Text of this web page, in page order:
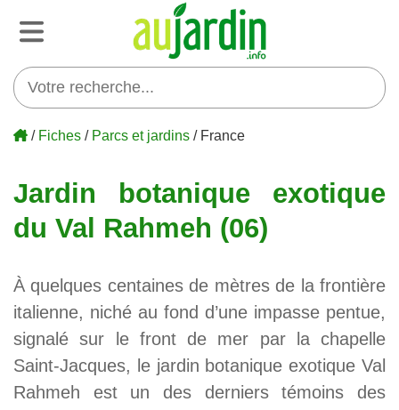
/ Fiches / Parcs et jardins / France
Jardin botanique exotique
du Val Rahmeh (06)
À quelques centaines de mètres de la frontière
italienne, niché au fond d’une impasse pentue,
signalé sur le front de mer par la chapelle
Saint-Jacques, le jardin botanique exotique Val
Rahmeh est un des derniers témoins des